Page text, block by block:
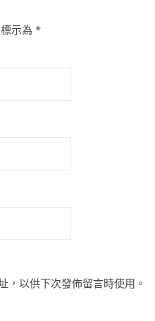
示為 *
，以供下次發佈留言時使用。